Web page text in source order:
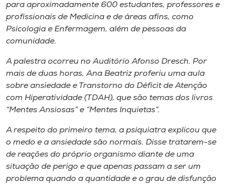
A+
A-
para aproximadamente 600 estudantes, professores e
profissionais de Medicina e de áreas afins, como
Psicologia e Enfermagem, além de pessoas da
comunidade.
A palestra ocorreu no Auditório Afonso Dresch. Por
mais de duas horas, Ana Beatriz proferiu uma aula
sobre ansiedade e Transtorno do Déficit de Atenção
com Hiperatividade (TDAH), que são temas dos livros
“Mentes Ansiosas” e “Mentes Inquietas”.
A respeito do primeiro tema, a psiquiatra explicou que
o medo e a ansiedade são normais. Disse tratarem-se
de reações do próprio organismo diante de uma
situação de perigo e que apenas passam a ser um
problema quando a quantidade e o grau de disfunção